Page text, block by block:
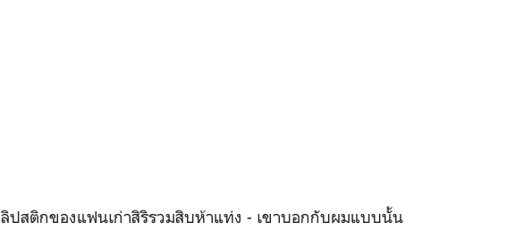
ลิปสติกของแฟนเก่าสิริรวมสิบห้าแท่ง - เขาบอกกับผมแบบนั้น